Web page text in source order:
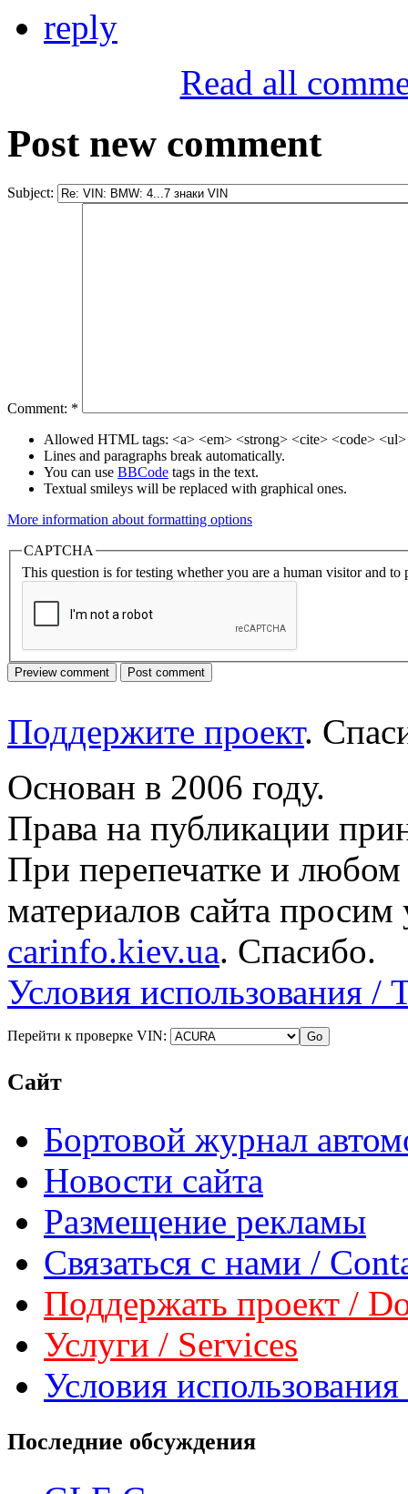
reply
Read all
Post new comment
Subject:
Comment: *
Allowed HTML tags: <a> <em> <strong> <cite> <code>
Lines and paragraphs break automatically.
You can use BBCode tags in the text.
Textual smileys will be replaced with graphical ones.
More information about formatting options
CAPTCHA
This question is for testing whether you are a human visitor and to
Поддержите проект.
Основан в 2006 году.
Права на публикации
При перепечатке и
материалов сайта просим
carinfo.kiev.ua. Спасибо.
Условия использования /
Перейти к проверке VIN:
Сайт
Бортовой журнал
Новости сайта
Размещение рекламы
Связаться с нами /
Поддержать проект /
Услуги / Services
Условия
Последние обсуждения